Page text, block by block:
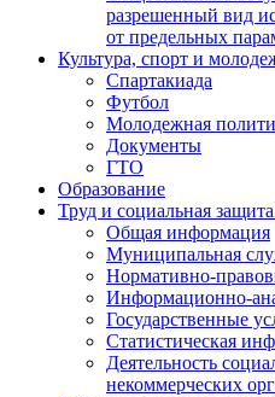
разрешенный вид
от предельных
Культура, спорт и
Спартакиада
Футбол
Молодежная
Документы
ГТО
Образование
Труд и социальная
Общая информация
Муниципальная
Нормативно-
Информационно-
Государственные
Статистическая
Деятельность
некоммерческих